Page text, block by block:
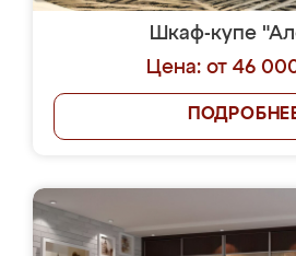
Шкаф-купе
Цена: от 46